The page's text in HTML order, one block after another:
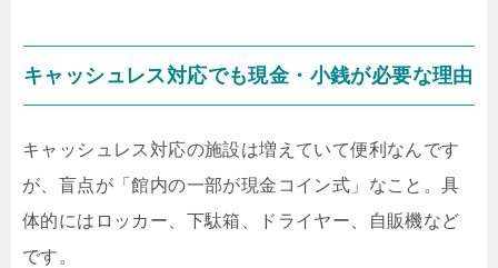
キャッシュレス対応でも現金・小銭が必要な理由
キャッシュレス対応の施設は増えていて便利なんです
が、盲点が「館内の一部が現金コイン式」なこと。具
体的にはロッカー、下駄箱、ドライヤー、自販機など
です。